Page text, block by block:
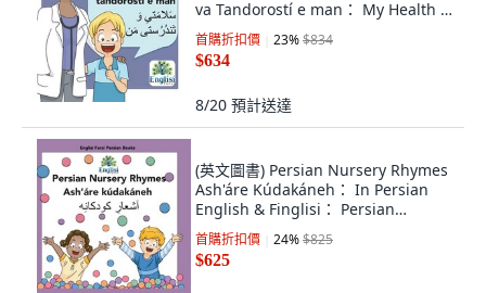
va Tandorostí e man： My Health &
... 精裝版, 英文
首購折扣價 23%$834
$634
8/20 預計送達
(英文圖書) Persian Nursery Rhymes
Ash'áre Kúdakáneh： In Persian
English & Finglisi： Persian
Nursery Rhy... 精裝版, Englisi Farsi,
英文
首購折扣價 24%$825
$625